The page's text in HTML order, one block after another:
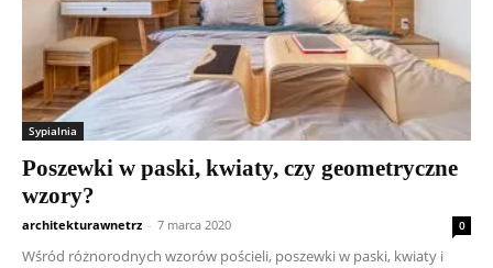
Sypialnia
Poszewki w paski, kwiaty, czy geometryczne
wzory?
architekturawnetrz - 7 marca 2020 0
Wśród różnorodnych wzorów pościeli, poszewki w paski, kwiaty i